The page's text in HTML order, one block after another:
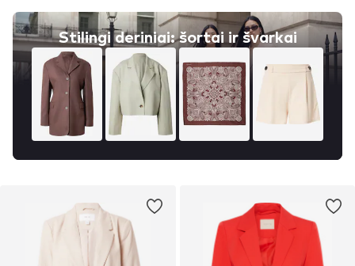
Stilingi deriniai: šortai ir švarkai